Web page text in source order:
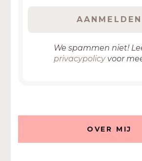
We spammen niet!
privacypolicyvoor
OVER MIJ